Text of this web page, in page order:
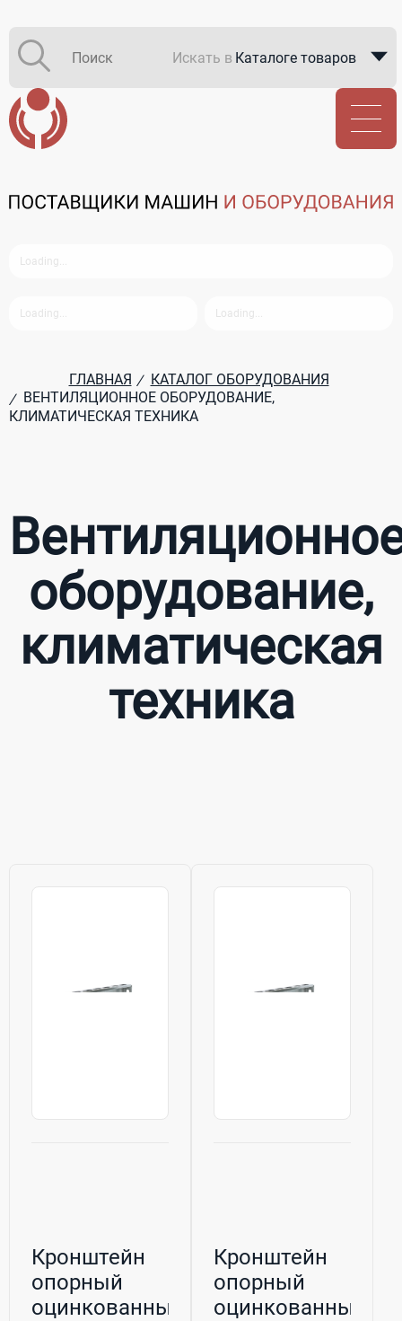
Искать в Каталоге товаров
Каталоге компаний
ГЛАВНАЯ / КАТАЛОГ ОБОРУДОВАНИЯ
/ ВЕНТИЛЯЦИОННОЕ ОБОРУДОВАНИЕ,
КЛИМАТИЧЕСКАЯ ТЕХНИКА
оборудование,
климатическая
техника
Кронштейн
опорный
оцинкованный
Кронштейн
опорный
оцинкованный